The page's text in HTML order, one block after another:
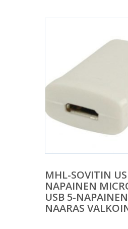
MHL-SOVITIN
NAPAINEN
USB 5-
NAARAS